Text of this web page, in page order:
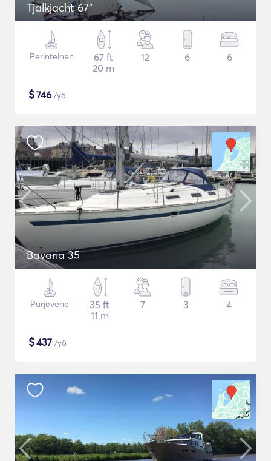
Tjalkjacht 67"
Perinteinen
67 ft
20 m
12 6 6
$746 /yö
Bavaria 35
Purjevene
35 ft
11 m
7 3 4
$437 /yö